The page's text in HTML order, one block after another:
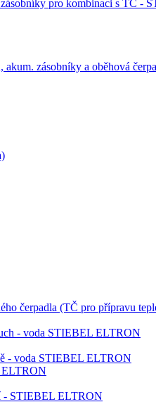
pro kombinaci s TČ -
akum. zásobníky a oběhová
čerpadla (TČ pro přípravu
- voda STIEBEL ELTRON
- voda STIEBEL ELTRON
ELTRON
- STIEBEL ELTRON